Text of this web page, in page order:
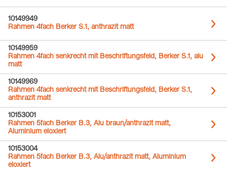
10149949
Rahmen 4fach Berker S.1, anthrazit matt
10149959
Rahmen 4fach senkrecht mit Beschriftungsfeld, Berker S.1, alu
matt
10149969
Rahmen 4fach senkrecht mit Beschriftungsfeld, Berker S.1,
anthrazit matt
10153001
Rahmen 5fach Berker B.3, Alu braun/anthrazit matt,
Aluminium eloxiert
10153004
Rahmen 5fach Berker B.3, Alu/anthrazit matt, Aluminium
eloxiert